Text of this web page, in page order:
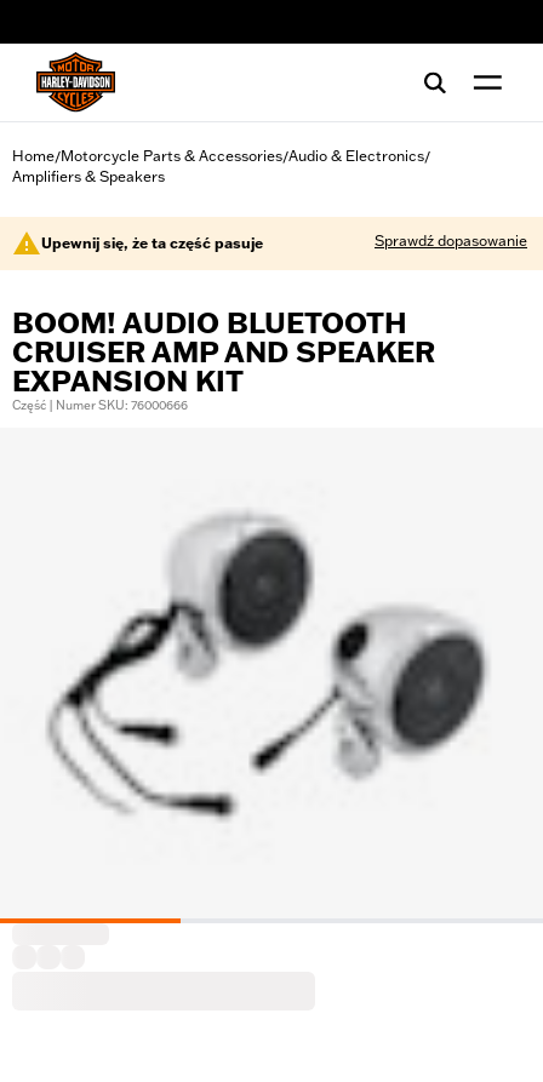
Home/Motorcycle Parts & Accessories/Audio & Electronics/
Amplifiers & Speakers
Upewnij się, że ta część pasuje Sprawdź dopasowanie
BOOM! AUDIO BLUETOOTH
CRUISER AMP AND SPEAKER
EXPANSION KIT
Część | Numer SKU: 76000666